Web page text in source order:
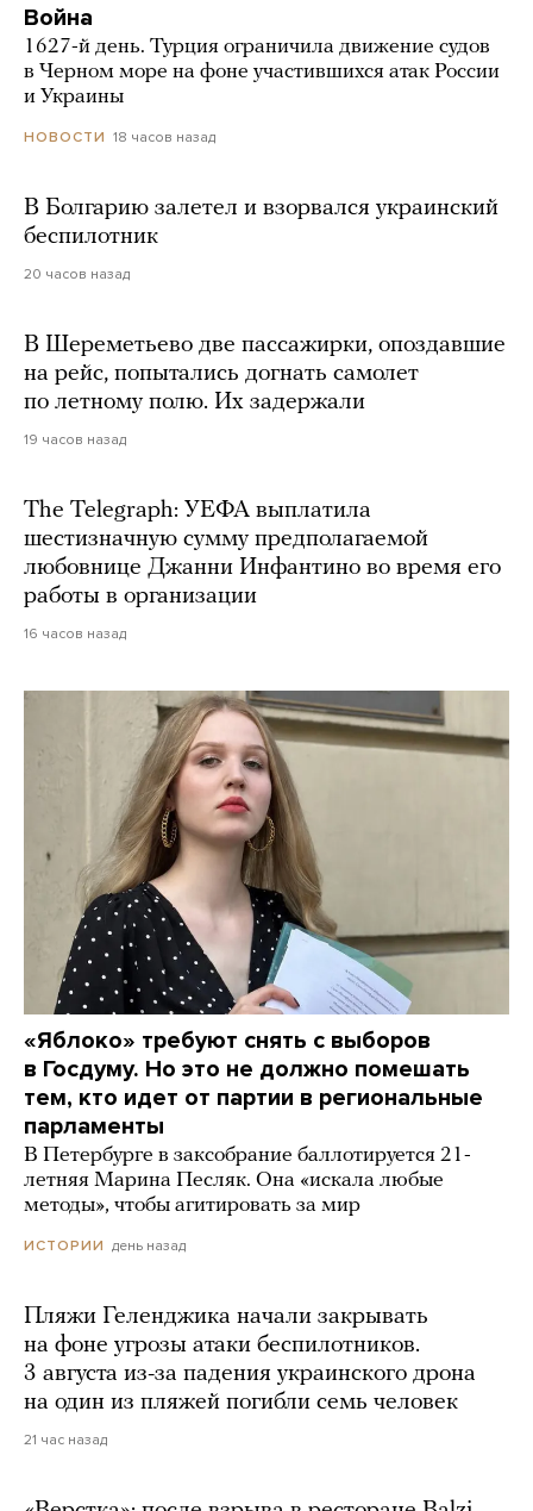
Война
1627-й день. Турция ограничила движение судов
в Черном море на фоне участившихся атак России
и Украины
НОВОСТИ 18 часов назад
В Болгарию залетел и взорвался украинский
беспилотник
20 часов назад
В Шереметьево две пассажирки, опоздавшие
на рейс, попытались догнать самолет
по летному полю. Их задержали
19 часов назад
The Telegraph: УЕФА выплатила
шестизначную сумму предполагаемой
любовнице Джанни Инфантино во время его
работы в организации
16 часов назад
«Яблоко» требуют снять с выборов
в Госдуму. Но это не должно помешать
тем, кто идет от партии в региональные
парламенты
В Петербурге в заксобрание баллотируется 21-
летняя Марина Песляк. Она «искала любые
методы», чтобы агитировать за мир
ИСТОРИИ день назад
Пляжи Геленджика начали закрывать
на фоне угрозы атаки беспилотников.
3 августа из-за падения украинского дрона
на один из пляжей погибли семь человек
21 час назад